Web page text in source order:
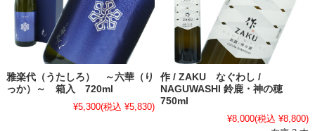
雅楽代（うたしろ） ～六華（り
っか）～ 箱入 720ml
¥5,300(税込 ¥5,830)
作 / ZAKU なぐわし /
NAGUWASHI 鈴鹿・神の穂
750ml
¥8,000(税込 ¥8,800)